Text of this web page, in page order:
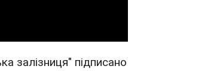
залізниця" підписано